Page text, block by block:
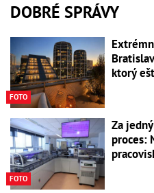
DOBRÉ SPRÁVY
FOTO
ktorý
FOTO
Za
proces: